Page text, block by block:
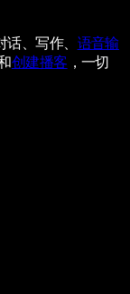
话、写作、 语音输
创建播客 ，一切